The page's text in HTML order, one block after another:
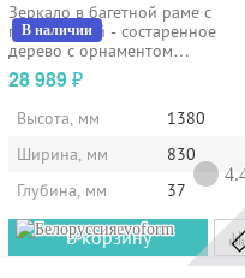
В наличии
Зеркало в багетной раме с
гравировкой - состаренное
дерево с орнаментом
83х138см...
28 989₽
Высота, мм
1380
Ширина, мм
830
Глубина, мм
37
В корзину
evoform